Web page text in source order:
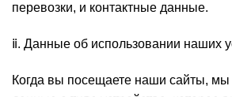
перевозки, и контактные данные.
ⅱ. Данные об использовании наших
Когда вы посещаете наши сайты,